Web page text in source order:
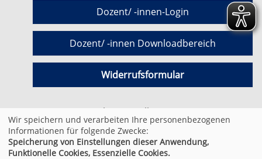
Dozent/ -innen-Login
Dozent/ -innen Downloadbereich
Widerrufsformular
Cookie Einstellungen
© 2026 Kufer Software GmbH
Wir speichern und verarbeiten Ihre personenbezogenen
Informationen für folgende Zwecke:
Speicherung von Einstellungen dieser Anwendung,
Funktionelle Cookies, Essenzielle Cookies.